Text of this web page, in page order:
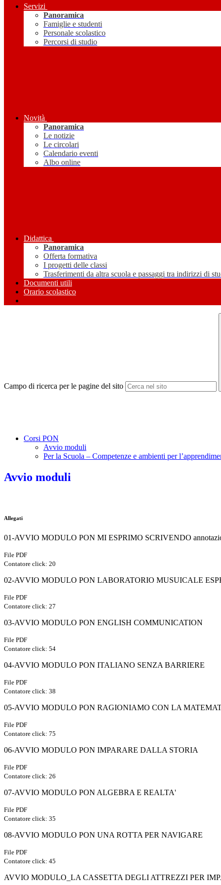
Servizi
Panoramica
Famiglie e studenti
Personale scolastico
Percorsi di studio
Novità
Panoramica
Le notizie
Le circolari
Calendario eventi
Albo online
Didattica
Panoramica
Offerta formativa
I progetti delle classi
Trasferimenti da altra scuola e passaggi tra indirizzi di
Documenti utili
Orario scolastico
Campo di ricerca per le pagine del sito
Corsi PON
Avvio moduli
Per la Scuola – Competenze e ambienti per
Avvio moduli
Allegati
01-AVVIO MODULO PON MI ESPRIMO SCRIVENDO
File PDF
Contatore click: 20
02-AVVIO MODULO PON LABORATORIO MUSUICALE
File PDF
Contatore click: 27
03-AVVIO MODULO PON ENGLISH COMMUNICATION
File PDF
Contatore click: 54
04-AVVIO MODULO PON ITALIANO SENZA BARRIERE
File PDF
Contatore click: 38
05-AVVIO MODULO PON RAGIONIAMO CON LA
File PDF
Contatore click: 75
06-AVVIO MODULO PON IMPARARE DALLA STORIA
File PDF
Contatore click: 26
07-AVVIO MODULO PON ALGEBRA E REALTA'
File PDF
Contatore click: 35
08-AVVIO MODULO PON UNA ROTTA PER NAVIGARE
File PDF
Contatore click: 45
AVVIO MODULO_LA CASSETTA DEGLI ATTREZZI PER